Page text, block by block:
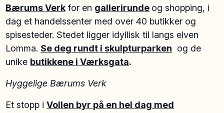
Bærums Verk for en gallerirunde og shopping, i
dag et handelssenter med over 40 butikker og
spisesteder. Stedet ligger idyllisk til langs elven
Lomma. Se deg rundt i skulpturparken og de
unike butikkene i Værksgata.
Hyggelige Bærums Verk
Et stopp iVollen byr på en hel dag med